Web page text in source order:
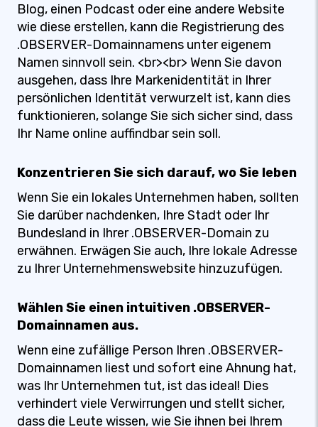
Blog, einen Podcast oder eine andere Website
wie diese erstellen, kann die Registrierung des
.OBSERVER-Domainnamens unter eigenem
Namen sinnvoll sein. <br><br> Wenn Sie davon
ausgehen, dass Ihre Markenidentität in Ihrer
persönlichen Identität verwurzelt ist, kann dies
funktionieren, solange Sie sich sicher sind, dass
Ihr Name online auffindbar sein soll.
Konzentrieren Sie sich darauf, wo Sie leben
Wenn Sie ein lokales Unternehmen haben, sollten
Sie darüber nachdenken, Ihre Stadt oder Ihr
Bundesland in Ihrer .OBSERVER-Domain zu
erwähnen. Erwägen Sie auch, Ihre lokale Adresse
zu Ihrer Unternehmenswebsite hinzuzufügen.
Wählen Sie einen intuitiven .OBSERVER-
Domainnamen aus.
Wenn eine zufällige Person Ihren .OBSERVER-
Domainnamen liest und sofort eine Ahnung hat,
was Ihr Unternehmen tut, ist das ideal! Dies
verhindert viele Verwirrungen und stellt sicher,
dass die Leute wissen, wie Sie ihnen bei Ihrem